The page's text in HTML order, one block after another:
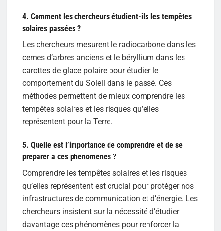
4. Comment les chercheurs étudient-ils les tempêtes
solaires passées ?
Les chercheurs mesurent le radiocarbone dans les
cernes d’arbres anciens et le béryllium dans les
carottes de glace polaire pour étudier le
comportement du Soleil dans le passé. Ces
méthodes permettent de mieux comprendre les
tempêtes solaires et les risques qu’elles
représentent pour la Terre.
5. Quelle est l’importance de comprendre et de se
préparer à ces phénomènes ?
Comprendre les tempêtes solaires et les risques
qu’elles représentent est crucial pour protéger nos
infrastructures de communication et d’énergie. Les
chercheurs insistent sur la nécessité d’étudier
davantage ces phénomènes pour renforcer la